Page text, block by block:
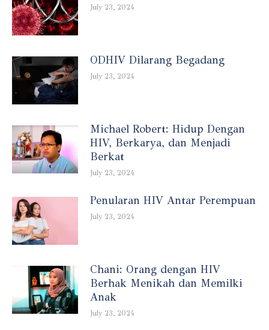
July 23, 2024
ODHIV Dilarang Begadang
July 23, 2024
Michael Robert: Hidup Dengan
HIV, Berkarya, dan Menjadi
Berkat
July 23, 2024
Penularan HIV Antar Perempuan
July 23, 2024
Chani: Orang dengan HIV
Berhak Menikah dan Memilki
Anak
July 23, 2024